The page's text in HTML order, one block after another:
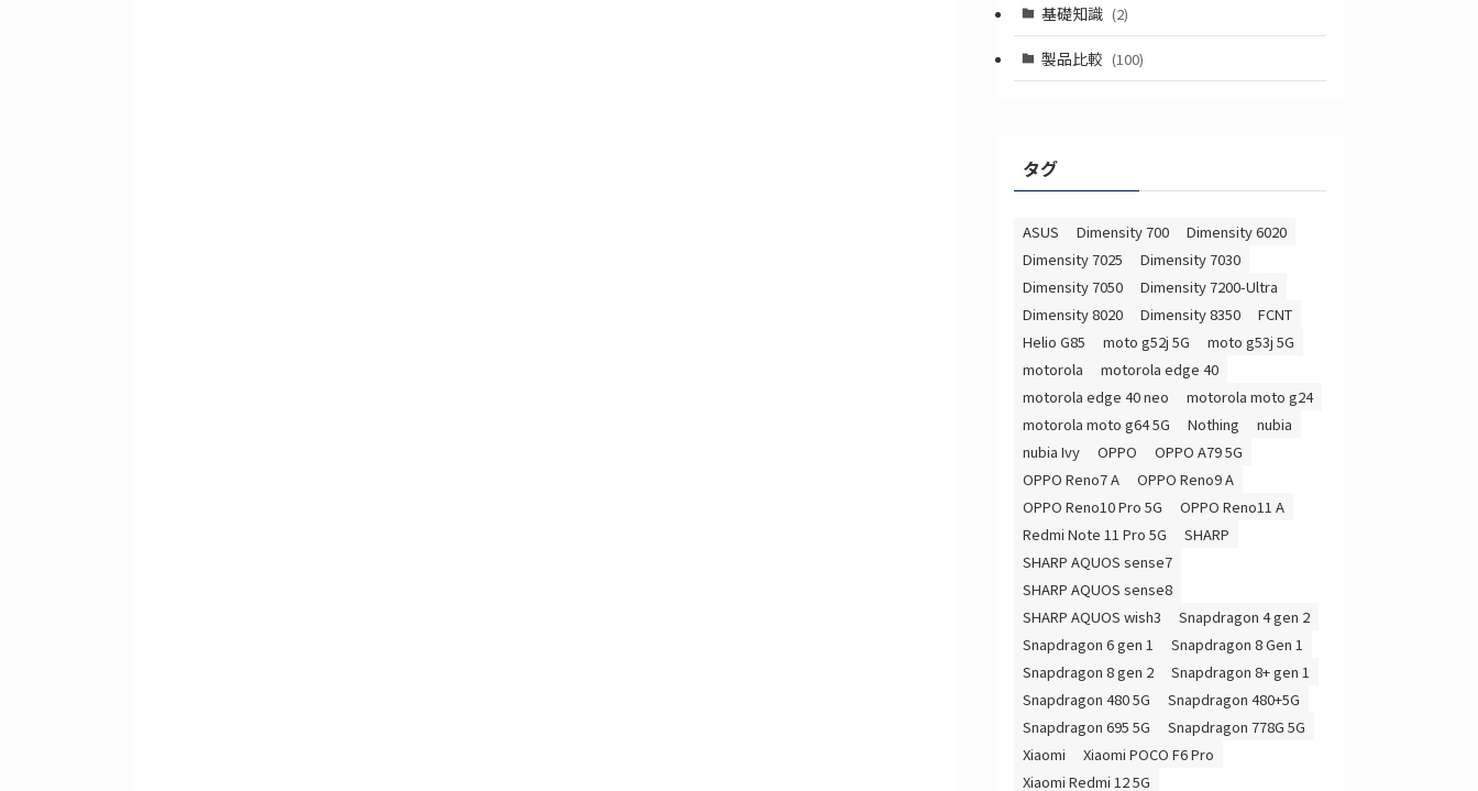
基礎知識 (2)
製品比較 (100)
タグ
ASUS Dimensity 700
Dimensity 6020
Dimensity 7025
Dimensity 7030
Dimensity 7050
Dimensity 7200-Ultra
Dimensity 8020
Dimensity 8350
FCNT
Helio G85
moto g52j 5G
moto g53j 5G
motorola
motorola edge 40
motorola edge 40 neo
motorola moto g24
motorola moto g64 5G
Nothing
nubia
nubia Ivy
OPPO
OPPO A79 5G
OPPO Reno7 A
OPPO Reno9 A
OPPO Reno10 Pro 5G
OPPO Reno11 A
Redmi Note 11 Pro 5G
SHARP
SHARP AQUOS sense7
SHARP AQUOS sense8
SHARP AQUOS wish3
Snapdragon 4 gen 2
Snapdragon 6 gen 1
Snapdragon 8 Gen 1
Snapdragon 8 gen 2
Snapdragon 8+ gen 1
Snapdragon 480 5G
Snapdragon 480+5G
Snapdragon 695 5G
Snapdragon 778G 5G
Xiaomi
Xiaomi POCO F6 Pro
Xiaomi Redmi 12 5G